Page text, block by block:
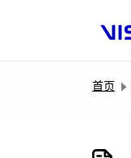
首页